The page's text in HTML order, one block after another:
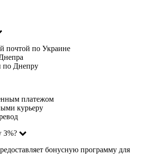
почтой по Украине
по Днепру
платежом
курьеру
3%?
бонусную программу для